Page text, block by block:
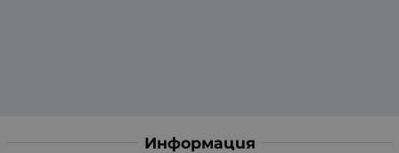
Информация